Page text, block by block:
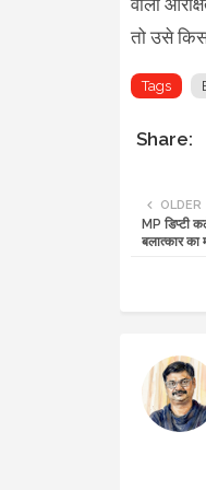
तो उसे
Tags
OLDER
MP डिप्टी
बलात्कार का